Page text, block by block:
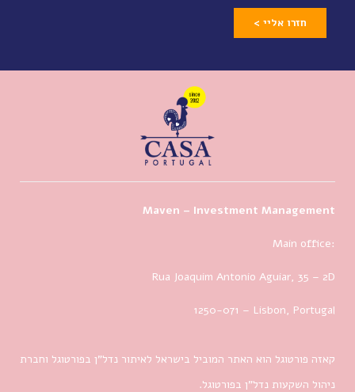
חזרו אליי >
Maven – Investment Management
Main office:
Rua Joaquim Antonio Aguiar, 35 – 2D
1250-071 – Lisbon, Portugal
קאזה פורטוגל הוא האתר המוביל בישראל לאיתור נדל”ן בפורטוגל וחברת
ניהול השקעות נדל”ן בפורטוגל.